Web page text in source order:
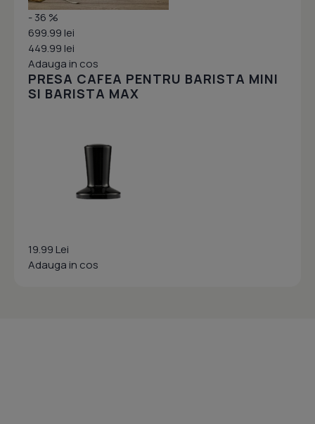
- 36 %
699.99 lei
449.99 lei
Adauga in cos
PRESA CAFEA PENTRU BARISTA MINI
SI BARISTA MAX
19.99 Lei
Adauga in cos